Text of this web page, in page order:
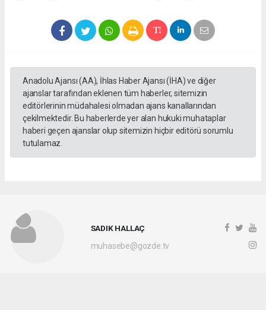
Anadolu Ajansı (AA), İhlas Haber Ajansı (İHA) ve diğer
ajanslar tarafından eklenen tüm haberler, sitemizin
editörlerinin müdahalesi olmadan ajans kanallarından
çekilmektedir. Bu haberlerde yer alan hukuki muhataplar
haberi geçen ajanslar olup sitemizin hiçbir editörü sorumlu
tutulamaz.
SADIK HALLAÇ
muhasebe@gozde.tv